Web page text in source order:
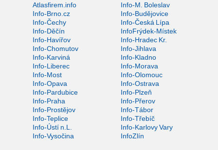
Atlasfirem.info
Info-M. Boleslav
Info-Brno.cz
Info-Budějovice
Info-Čechy
Info-Česká Lípa
Info-Děčín
InfoFrýdek-Místek
Info-Havířov
Info-Hradec Kr.
Info-Chomutov
Info-Jihlava
Info-Karviná
Info-Kladno
Info-Liberec
Info-Morava
Info-Most
Info-Olomouc
Info-Opava
Info-Ostrava
Info-Pardubice
Info-Plzeň
Info-Praha
Info-Přerov
Info-Prostějov
Info-Tábor
Info-Teplice
Info-Třebíč
Info-Ústí n.L.
Info-Karlovy Vary
Info-Vysočina
InfoZlín